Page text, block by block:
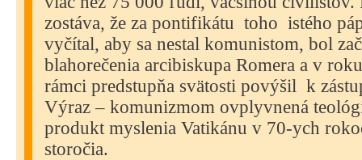
zostáva, že za pontifikátu toho istého
vyčítal, aby sa nestal komunistom, bol
blahorečenia arcibiskupa Romera a v
rámci predstupňa svätosti povýšil k
Výraz – komunizmom ovplyvnená
produkt myslenia Vatikánu v 70-ych
storočia.